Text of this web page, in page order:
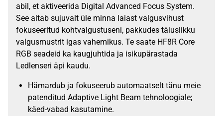
abil, et aktiveerida Digital Advanced Focus System.
See aitab sujuvalt üle minna laiast valgusvihust
fokuseeritud kohtvalgustuseni, pakkudes täiuslikku
valgusmustrit igas vahemikus. Te saate HF8R Core
RGB seadeid ka kaugjuhtida ja isikupärastada
Ledlenseri äpi kaudu.
Hämardub ja fokuseerub automaatselt tänu meie
patenditud Adaptive Light Beam tehnoloogiale;
käed-vabad kasutamine.